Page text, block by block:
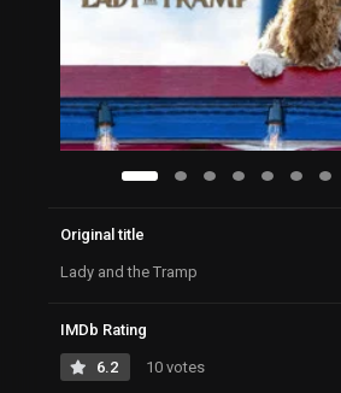
Original title
Lady and the Tramp
IMDb Rating
6.2 10 votes